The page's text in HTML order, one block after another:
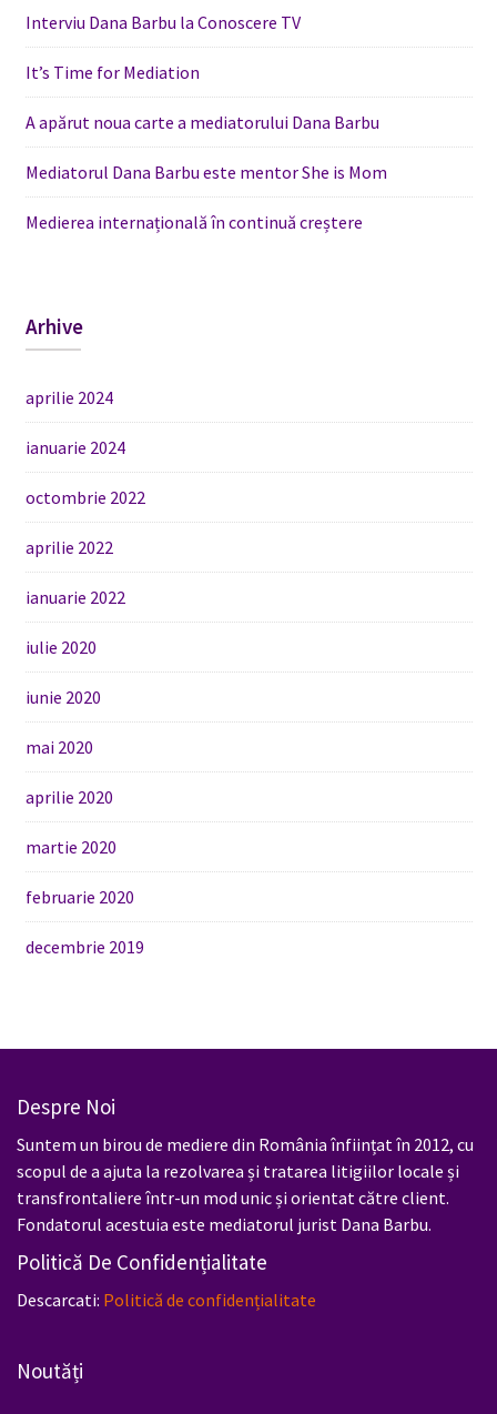
Interviu Dana Barbu la Conoscere TV
It’s Time for Mediation
A apărut noua carte a mediatorului Dana Barbu
Mediatorul Dana Barbu este mentor She is Mom
Medierea internațională în continuă creștere
Arhive
aprilie 2024
ianuarie 2024
octombrie 2022
aprilie 2022
ianuarie 2022
iulie 2020
iunie 2020
mai 2020
aprilie 2020
martie 2020
februarie 2020
decembrie 2019
Despre Noi
Suntem un birou de mediere din România înființat în 2012, cu
scopul de a ajuta la rezolvarea și tratarea litigiilor locale și
transfrontaliere într-un mod unic și orientat către client.
Fondatorul acestuia este mediatorul jurist Dana Barbu.
Politică De Confidențialitate
Descarcati: Politică de confidențialitate
Noutăți